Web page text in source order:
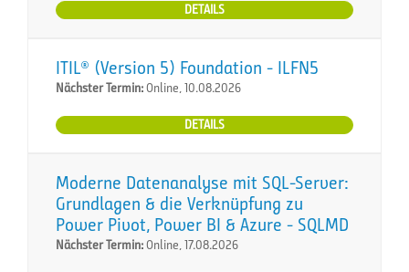
DETAILS
ITIL® (Version 5) Foundation - ILFN5
Nächster Termin:Online, 10.08.2026
DETAILS
Moderne Datenanalyse mit SQL-Server:
Grundlagen & die Verknüpfung zu
Power Pivot, Power BI & Azure - SQLMD
Nächster Termin:Online, 17.08.2026